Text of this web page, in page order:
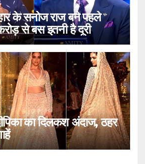
के सनोज राज बने पहले
से बस इतनी है दूरी
का दिलकश अंदाज, ठहर